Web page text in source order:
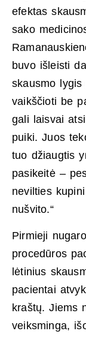
efektas
sako
buvo išleisti
skausmo
vaikščioti be
gali laisvai
puiki. Juos
tuo džiaugtis
pasikeitė –
nevilties
nušvito.“
Pirmieji
procedūros
lėtinius
pacientai
kraštų. Jiems
veiksminga,